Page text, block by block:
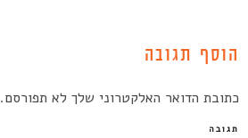
הוסף תגובה
כתובת הדואר האלקטרוני שלך לא תפורסם.
תגובה